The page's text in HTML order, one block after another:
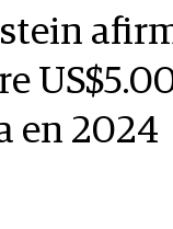
en 2024